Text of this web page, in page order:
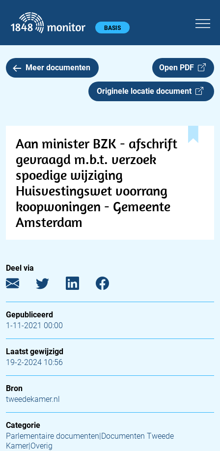
Hoofdmenu BASIS
Meer documenten Open PDF
Originele locatie document
Aan minister BZK - afschrift
gevraagd m.b.t. verzoek
spoedige wijziging
Huisvestingswet voorrang
koopwoningen - Gemeente
Amsterdam
Deel via
Gepubliceerd
1-11-2021 00:00
Laatst gewijzigd
19-2-2024 10:56
Bron
tweedekamer.nl
Categorie
Parlementaire documenten|Documenten Tweede
Kamer|Overig